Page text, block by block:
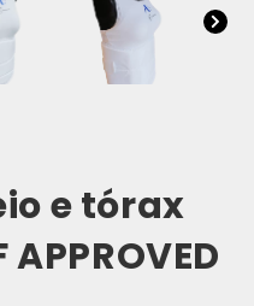
e tórax